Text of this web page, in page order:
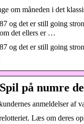
om måneden i det
og det er still going
det ellers er …
og det er still going
på numre
anmeldelser af
Læs om deres